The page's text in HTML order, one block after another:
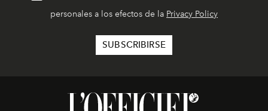
personales a los efectos de la Privacy Policy